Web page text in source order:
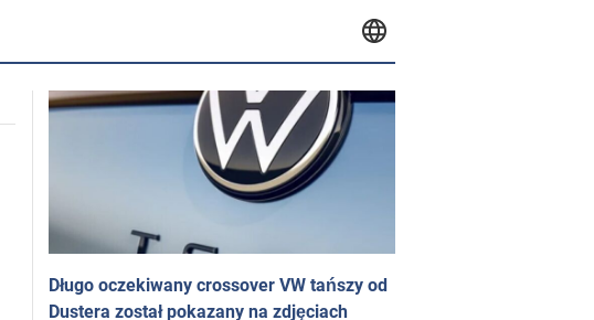
Długo oczekiwany crossover VW tańszy od
Dustera został pokazany na zdjęciach